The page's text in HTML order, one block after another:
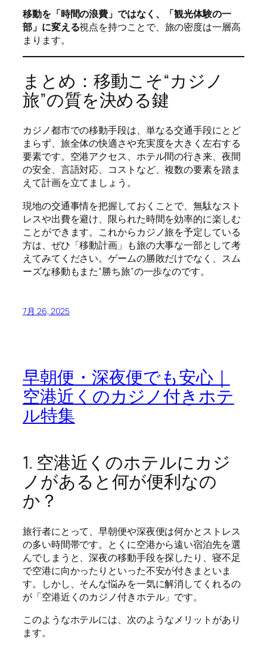
移動を「時間の浪費」ではなく、「観光体験の一
部」に変える視点を持つことで、旅の密度は一層高
まります。
まとめ：移動こそ“カジノ
旅”の質を決める鍵
カジノ都市での移動手段は、単なる交通手段にとど
まらず、旅全体の快適さや充実度を大きく左右する
要素です。空港アクセス、ホテル間の行き来、夜間
の安全、言語対応、コストなど、複数の要素を踏ま
えて計画を立てましょう。
現地の交通事情を把握しておくことで、無駄なスト
レスや出費を避け、限られた時間を効率的に楽しむ
ことができます。これからカジノ旅を予定している
方は、ぜひ「移動計画」も旅の大事な一部として考
えてみてください。ゲームの勝敗だけでなく、スム
ーズな移動もまた“勝ち旅”の一歩なのです。
7月 26, 2025
早朝便・深夜便でも安心｜
空港近くのカジノ付きホテ
ル特集
1. 空港近くのホテルにカジ
ノがあると何が便利なの
か？
旅行者にとって、早朝便や深夜便は何かとストレス
の多い時間帯です。とくに空港から遠い宿泊先を選
んでしまうと、深夜の移動手段を探したり、寝不足
で空港に向かったりといった不安が付きまといま
す。しかし、そんな悩みを一気に解消してくれるの
が「空港近くのカジノ付きホテル」です。
このようなホテルには、次のようなメリットがあり
ます。